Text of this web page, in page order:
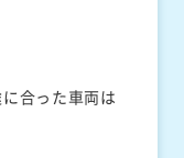
合った車両は